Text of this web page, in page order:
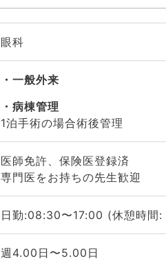
眼科
一般外来
病棟管理
1泊手術の場合術後管理
医師免許、保険医登録済
専門医をお持ちの先生歓迎
日勤:08:30〜17:00 (休憩時間:
週4.00日〜5.00日